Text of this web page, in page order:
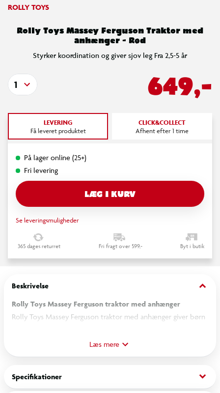
ROLLY TOYS
Rolly Toys Massey Ferguson Traktor med
anhænger - Rød
Styrker koordination og giver sjov leg Fra 2,5-5 år
649,-
1
LEVERING
Få leveret produktet
CLICK&COLLECT
Afhent efter 1 time
På lager online (25+)
Fri levering
LÆG I KURV
Se leveringsmuligheder
365 dages returret Fri fragt over 599,- Byt i butik
Beskrivelse keyboard_arrow_down
Rolly Toys Massey Ferguson traktor med anhænger
Rolly Toys Massey Ferguson traktor med anhænger giver børn
legetøj eller andre genstande. Pedaltraktoren er designet med
sikkerhed og funktionalitet i fokus og har integreret
Læs mere
Specifikationer keyboard_arrow_down